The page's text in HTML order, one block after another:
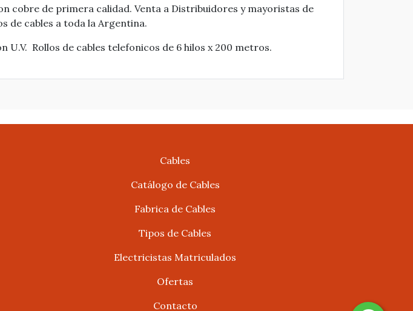
cobre de primera calidad. Venta a Distribuidores y mayoristas de
de cables a toda la Argentina.
Rollos de cables telefonicos de 6 hilos x 200 metros.
Cables
Catálogo de Cables
Fabrica de Cables
Tipos de Cables
Electricistas Matriculados
Ofertas
Contacto